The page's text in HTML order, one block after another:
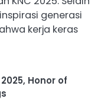
generasi
kerja keras
, Honor of